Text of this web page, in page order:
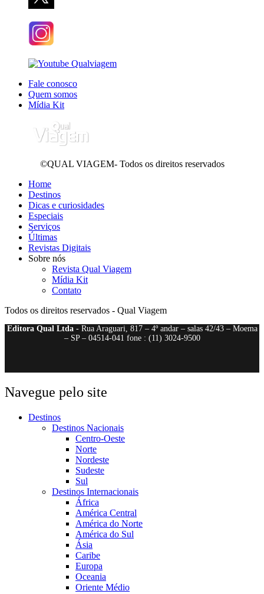
Fale conosco
Quem somos
Mídia Kit
©QUAL VIAGEM- Todos os direitos reservados
Home
Destinos
Dicas e curiosidades
Especiais
Serviços
Últimas
Revistas Digitais
Sobre nós
Revista Qual Viagem
Mídia Kit
Contato
Todos os direitos reservados - Qual Viagem
Editora Qual Ltda- Rua Araguari, 817 – 4º andar – salas 42/43 – Moema
– SP – 04514-041 fone : (11) 3024-9500
Navegue pelo site
Destinos
Destinos Nacionais
Centro-Oeste
Norte
Nordeste
Sudeste
Sul
Destinos Internacionais
África
América Central
América do Norte
América do Sul
Ásia
Caribe
Europa
Oceania
Oriente Médio